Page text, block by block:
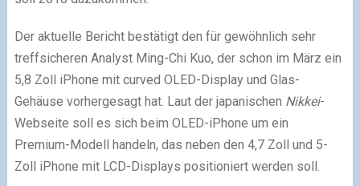
Der aktuelle Bericht bestätigt den für gewöhnlich sehr
treffsicheren Analyst Ming-Chi Kuo, der schon im März ein
5,8 Zoll iPhone mit curved OLED-Display und Glas-
Gehäuse vorhergesagt hat. Laut der japanischen Nikkei-
Webseite soll es sich beim OLED-iPhone um ein
Premium-Modell handeln, das neben den 4,7 Zoll und 5-
Zoll iPhone mit LCD-Displays positioniert werden soll.